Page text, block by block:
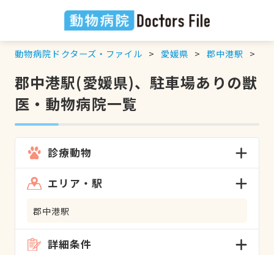
動物病院ドクターズ・ファイル 愛媛県 郡中港駅
郡中港駅(愛媛県)、駐車場ありの獣
医・動物病院一覧
診療動物
エリア・駅
郡中港駅
詳細条件